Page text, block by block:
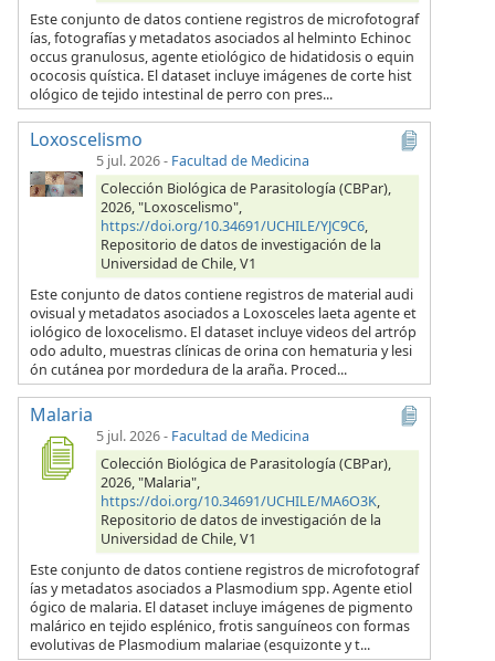
Este conjunto de datos contiene registros de microfotograf
ías, fotografías y metadatos asociados al helminto Echinoc
occus granulosus, agente etiológico de hidatidosis o equin
ococosis quística. El dataset incluye imágenes de corte hist
ológico de tejido intestinal de perro con pres...
Loxoscelismo
5 jul. 2026- Facultad de Medicina
Colección Biológica de Parasitología (CBPar),
2026, "Loxoscelismo",
https://doi.org/10.34691/UCHILE/YJC9C6,
Repositorio de datos de investigación de la
Universidad de Chile, V1
Este conjunto de datos contiene registros de material audi
ovisual y metadatos asociados a Loxosceles laeta agente et
iológico de loxocelismo. El dataset incluye videos del artróp
odo adulto, muestras clínicas de orina con hematuria y lesi
ón cutánea por mordedura de la araña. Proced...
Malaria
5 jul. 2026- Facultad de Medicina
Colección Biológica de Parasitología (CBPar),
2026, "Malaria",
https://doi.org/10.34691/UCHILE/MA6O3K,
Repositorio de datos de investigación de la
Universidad de Chile, V1
Este conjunto de datos contiene registros de microfotograf
ías y metadatos asociados a Plasmodium spp. Agente etiol
ógico de malaria. El dataset incluye imágenes de pigmento
malárico en tejido esplénico, frotis sanguíneos con formas
evolutivas de Plasmodium malariae (esquizonte y t...